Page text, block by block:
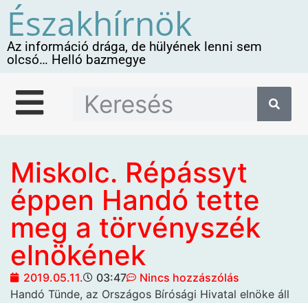
Északhírnök
Az információ drága, de hülyének lenni sem
olcsó… Helló bazmegye
Miskolc. Répássyt
éppen Handó tette
meg a törvényszék
elnökének
2019.05.11. 03:47
Nincs hozzászólás
Handó Tünde, az Országos Bírósági Hivatal elnöke áll